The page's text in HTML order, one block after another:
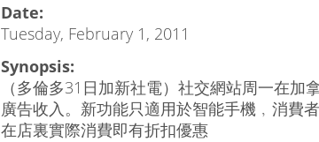
Date:
Tuesday, February 1, 2011
Synopsis:
（多倫多31日加新社電）社交網站周一在
廣告收入。新功能只適用於智能手機﹐消費
在店裏實際消費即有折扣優惠